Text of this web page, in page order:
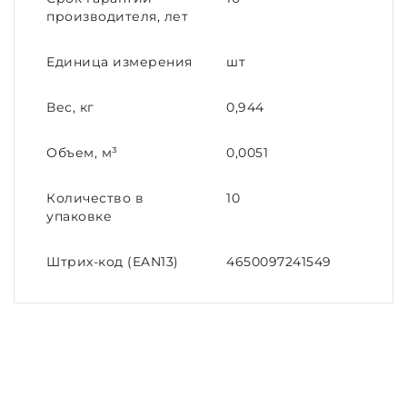
производителя, лет
Единица измерения шт
Вес, кг 0,944
Объем, м³ 0,0051
Количество в
упаковке
10
Штрих-код (EAN13) 4650097241549